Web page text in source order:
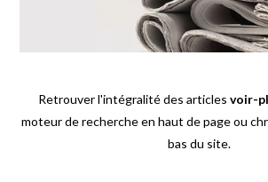
Retrouver l'intégralité des articles voir-
moteur de recherche en haut de page ou
bas du site.